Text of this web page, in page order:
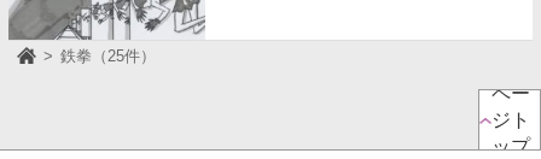
鉄拳（25件）
ペー
ジト
ップ